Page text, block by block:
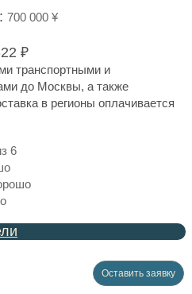
700 000 ¥
₽
транспортными и
до Москвы, а также
в регионы оплачивается
6
Оставить заявку